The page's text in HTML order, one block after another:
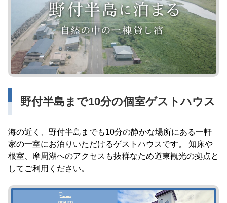
野付半島まで10分の個室ゲストハウス
海の近く、野付半島までも10分の静かな場所にある一軒
家の一室にお泊りいただけるゲストハウスです。 知床や
根室、摩周湖へのアクセスも抜群なため道東観光の拠点と
してご利用ください。